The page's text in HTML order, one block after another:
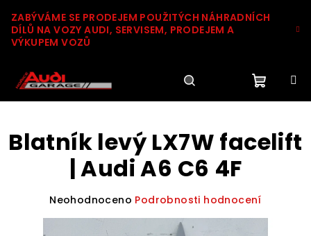
na
obsah
ZABÝVÁME SE PRODEJEM POUŽITÝCH NÁHRADNÍCH
DÍLŮ NA VOZY AUDI, SERVISEM, PRODEJEM A
VÝKUPEM VOZŮ
HledatPřihlášení
košík
Blatník levý LX7W facelift
| Audi A6 C6 4F
Průměrné
Neohodnoceno Podrobnosti hodnocení